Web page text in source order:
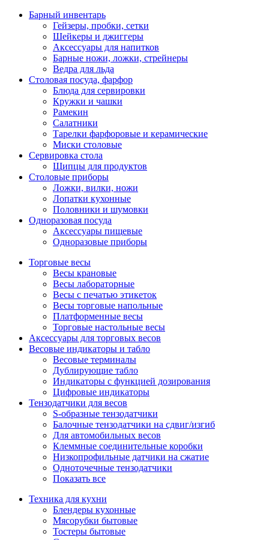
Барный инвентарь
Гейзеры, пробки, сетки
Шейкеры и джиггеры
Аксессуары для напитков
Барные ножи, ложки, стрейнеры
Ведра для льда
Столовая посуда, фарфор
Блюда для сервировки
Кружки и чашки
Рамекин
Салатники
Тарелки фарфоровые и керамические
Миски столовые
Сервировка стола
Щипцы для продуктов
Столовые приборы
Ложки, вилки, ножи
Лопатки кухонные
Половники и шумовки
Одноразовая посуда
Аксессуары пищевые
Одноразовые приборы
Торговые весы
Весы крановые
Весы лабораторные
Весы с печатью этикеток
Весы торговые напольные
Платформенные весы
Торговые настольные весы
Аксессуары для торговых весов
Весовые индикаторы и табло
Весовые терминалы
Дублирующие табло
Индикаторы с функцией дозирования
Цифровые индикаторы
Тензодатчики для весов
S-образные тензодатчики
Балочные тензодатчики на сдвиг/изгиб
Для автомобильных весов
Клеммные соединительные коробки
Низкопрофильные датчики на сжатие
Одноточечные тензодатчики
Показать все
Техника для кухни
Блендеры кухонные
Мясорубки бытовые
Тостеры бытовые